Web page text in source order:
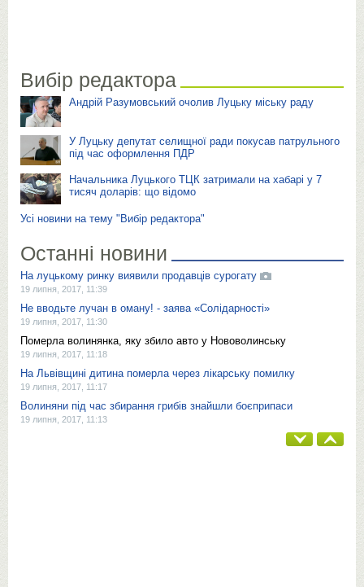
Вибір редактора
Андрій Разумовський очолив Луцьку міську раду
У Луцьку депутат селищної ради покусав патрульного
під час оформлення ПДР
Начальника Луцького ТЦК затримали на хабарі у 7
тисяч доларів: що відомо
Усі новини на тему "Вибір редактора"
Останні новини
На луцькому ринку виявили продавців сурогату
19 липня, 2017, 11:39
Не вводьте лучан в оману! - заява «Солідарності»
19 липня, 2017, 11:30
Померла волинянка, яку збило авто у Нововолинську
19 липня, 2017, 11:18
На Львівщині дитина померла через лікарську помилку
19 липня, 2017, 11:17
Волиняни під час збирання грибів знайшли боєприпаси
19 липня, 2017, 11:13